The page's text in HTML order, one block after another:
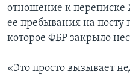
отношение к переписке
ее пребывания на посту
которое ФБР закрыло
«Это просто вызывает